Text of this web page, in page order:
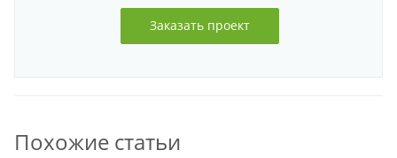
Заказать проект
Похожие статьи